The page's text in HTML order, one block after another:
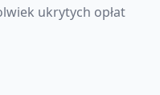
ukrytych opłat